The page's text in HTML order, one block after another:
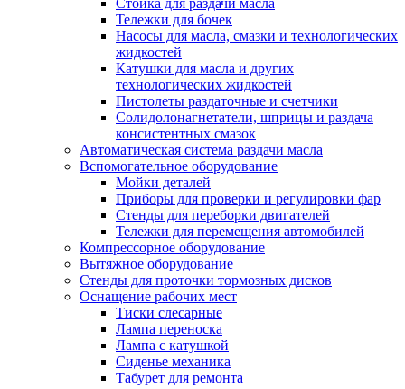
Стойка для раздачи масла
Тележки для бочек
Насосы для масла, смазки и технологических
жидкостей
Катушки для масла и других
технологических жидкостей
Пистолеты раздаточные и счетчики
Солидолонагнетатели, шприцы и раздача
консистентных смазок
Автоматическая система раздачи масла
Вспомогательное оборудование
Мойки деталей
Приборы для проверки и регулировки фар
Стенды для переборки двигателей
Тележки для перемещения автомобилей
Компрессорное оборудование
Вытяжное оборудование
Стенды для проточки тормозных дисков
Оснащение рабочих мест
Тиски слесарные
Лампа переноска
Лампа с катушкой
Сиденье механика
Табурет для ремонта